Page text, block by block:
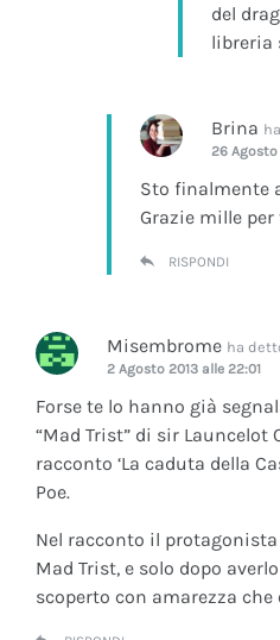
del
libreria
Brina
26 Agosto
Sto finalmente
Grazie mille
RISPONDI
Misembrome ha
2 Agosto 2013 alle 22:01
Forse te lo hanno già
“Mad Trist” di sir Launcelot
racconto ‘La caduta della
Poe.
Nel racconto il
Mad Trist, e solo dopo
scoperto con amarezza